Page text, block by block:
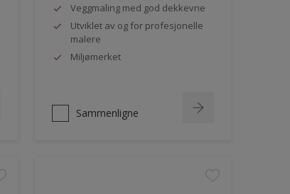
Veggmaling med god dekkevne
Utviklet av og for profesjonelle
malere
Miljømerket
Sammenligne